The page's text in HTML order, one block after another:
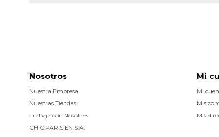
Nosotros
Nuestra Empresa
Nuestras Tiendas
Trabajá con Nosotros
CHIC PARISIEN S.A.
Mi
Mi
Mis
Mis